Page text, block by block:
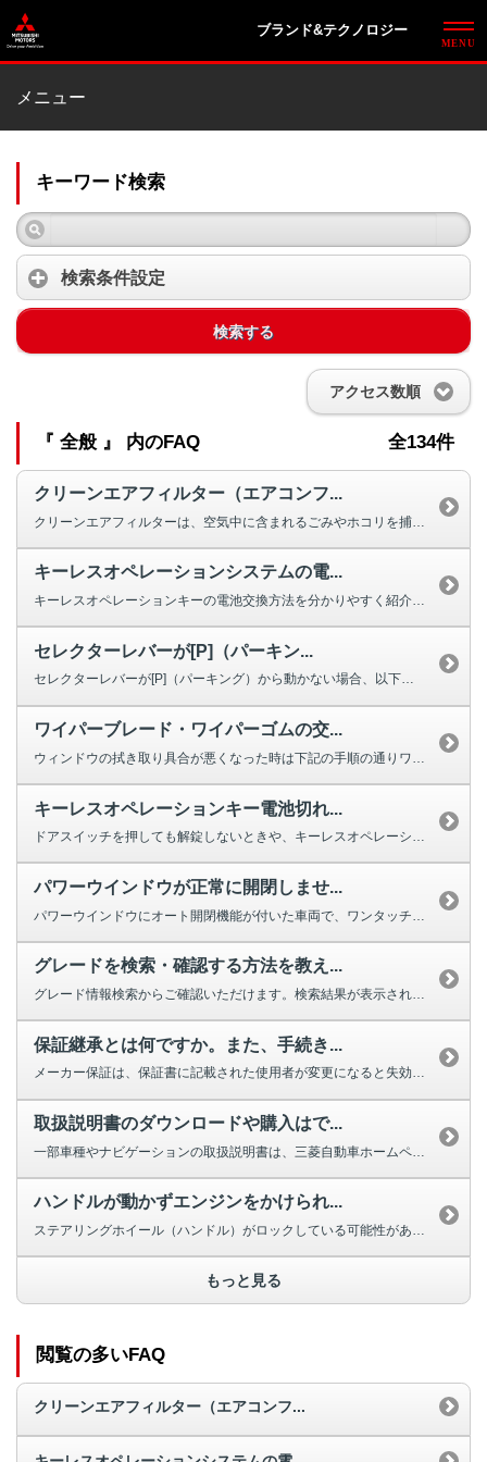
ブランド&テクノロジー
メニュー
キーワード検索
検索条件設定
検索する
アクセス数順
『 全般 』 内のFAQ 全134件
クリーンエアフィルター（エアコンフ...
キーレスオペレーションシステムの電...
キーレスオペレーションキーの電池交換方法を分かりやすく紹介する動画をご用意...
セレクターレバーが[P]（パーキン...
セレクターレバーが[P]（パーキング）から動かない場合、以下を確認してくだ...
ワイパーブレード・ワイパーゴムの交...
ウィンドウの拭き取り具合が悪くなった時は下記の手順の通りワイパーの交換をし...
キーレスオペレーションキー電池切れ...
ドアスイッチを押しても解錠しないときや、キーレスオペレーションキーのボタン...
パワーウインドウが正常に開閉しませ...
グレードを検索・確認する方法を教え...
グレード情報検索からご確認いただけます。検索結果が表示されない場合は、お手...
保証継承とは何ですか。また、手続き...
メーカー保証は、保証書に記載された使用者が変更になると失効しますが、車両の...
取扱説明書のダウンロードや購入はで...
ハンドルが動かずエンジンをかけられ...
ステアリングホイール（ハンドル）がロックしている可能性があります。 ほと...
もっと見る
閲覧の多いFAQ
クリーンエアフィルター（エアコンフ...